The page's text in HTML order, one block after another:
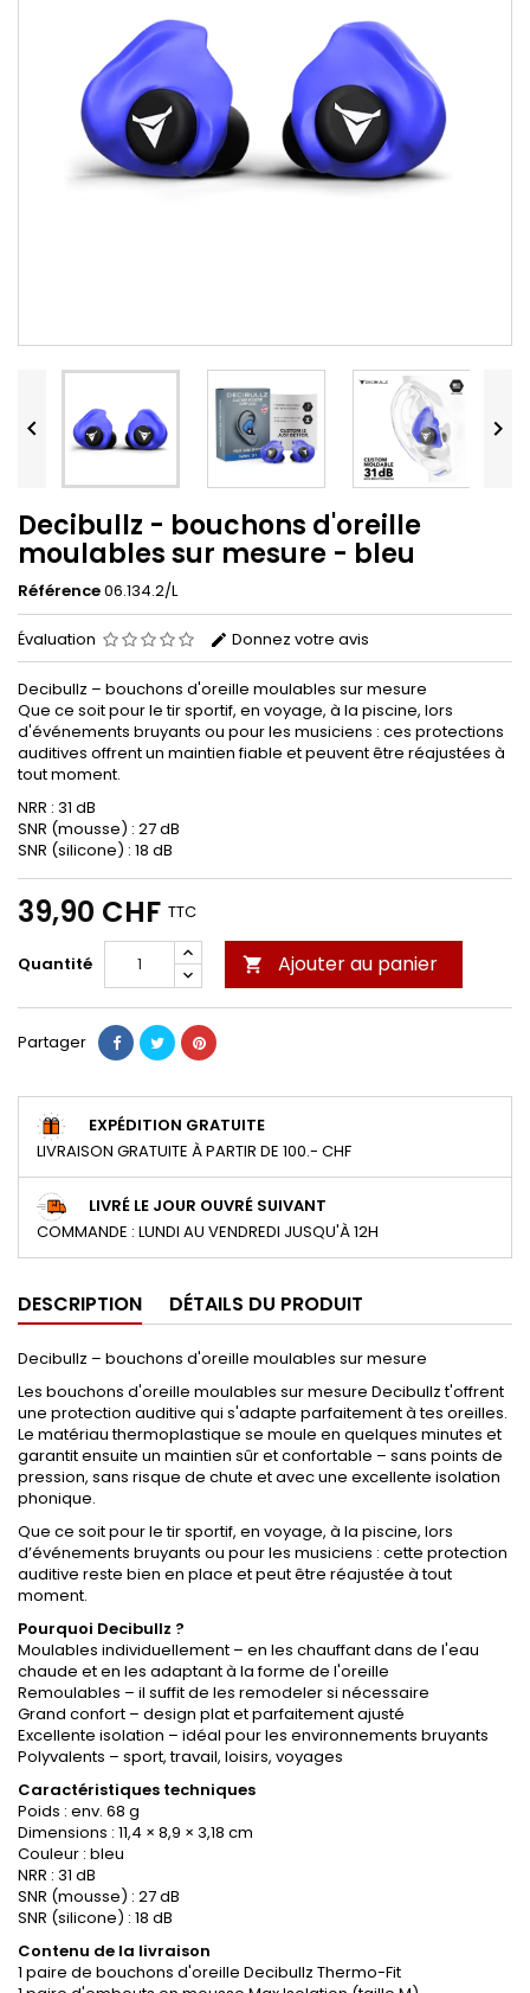
 
Decibullz - bouchons d'oreille
moulables sur mesure - bleu
Référence06.134.2/L
Évaluation Donnez votre avis
Decibullz – bouchons d'oreille moulables sur mesure
Que ce soit pour le tir sportif, en voyage, à la piscine, lors
d'événements bruyants ou pour les musiciens : ces protections
auditives offrent un maintien fiable et peuvent être réajustées à
tout moment.
NRR : 31 dB
SNR (mousse) : 27 dB
SNR (silicone) : 18 dB
39,90 CHF TTC
Quantité  Ajouter au panier
Partager
EXPÉDITION GRATUITE
LIVRAISON GRATUITE À PARTIR DE 100.- CHF
LIVRÉ LE JOUR OUVRÉ SUIVANT
COMMANDE : LUNDI AU VENDREDI JUSQU'À 12H
DESCRIPTION DÉTAILS DU PRODUIT
Decibullz – bouchons d'oreille moulables sur mesure
Les bouchons d'oreille moulables sur mesure Decibullz t'offrent
une protection auditive qui s'adapte parfaitement à tes oreilles.
Le matériau thermoplastique se moule en quelques minutes et
garantit ensuite un maintien sûr et confortable – sans points de
pression, sans risque de chute et avec une excellente isolation
phonique.
Que ce soit pour le tir sportif, en voyage, à la piscine, lors
d’événements bruyants ou pour les musiciens : cette protection
auditive reste bien en place et peut être réajustée à tout
moment.
Pourquoi Decibullz ?
Moulables individuellement – en les chauffant dans de l'eau
chaude et en les adaptant à la forme de l'oreille
Remoulables – il suffit de les remodeler si nécessaire
Grand confort – design plat et parfaitement ajusté
Excellente isolation – idéal pour les environnements bruyants
Polyvalents – sport, travail, loisirs, voyages
Caractéristiques techniques
Poids : env. 68 g
Dimensions : 11,4 × 8,9 × 3,18 cm
Couleur : bleu
NRR : 31 dB
SNR (mousse) : 27 dB
SNR (silicone) : 18 dB
Contenu de la livraison
1 paire de bouchons d'oreille Decibullz Thermo-Fit